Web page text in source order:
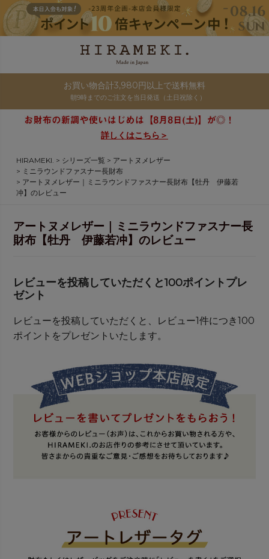
お買い物合計3,980円以上で送料無料
朝9時までのご注文を当日発送（土日祝除く）
詳しくはこちら＞
HIRAMEKI. シリーズ一覧
アートヌメレザー
ミニラウンドファスナー長財布
アートヌメレザー｜ミニラウンドファスナー長財布【牡丹 伊藤若
冲】のレビュー
アートヌメレザー｜ミニラウンドファスナー長
財布【牡丹 伊藤若冲】のレビュー
レビューを投稿していただくと100ポイントプレ
ゼント
レビューを投稿していただくと、レビュー1件につき100
ポイントをプレゼントいたします。